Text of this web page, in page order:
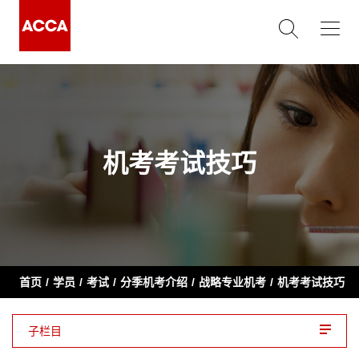
机考考试技巧
首页 学员 考试 分季机考介绍 战略专业机考 机考考试技巧
子栏目